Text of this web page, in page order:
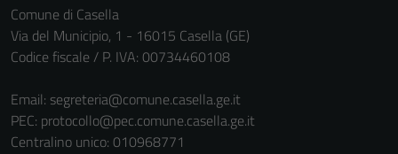
Comune di Casella
Via del Municipio, 1 - 16015 Casella (GE)
Codice fiscale / P. IVA: 00734460108
Email: segreteria@comune.casella.ge.it
PEC: protocollo@pec.comune.casella.ge.it
Centralino unico: 010968771
sono necessari
per il
del sito e non
possono